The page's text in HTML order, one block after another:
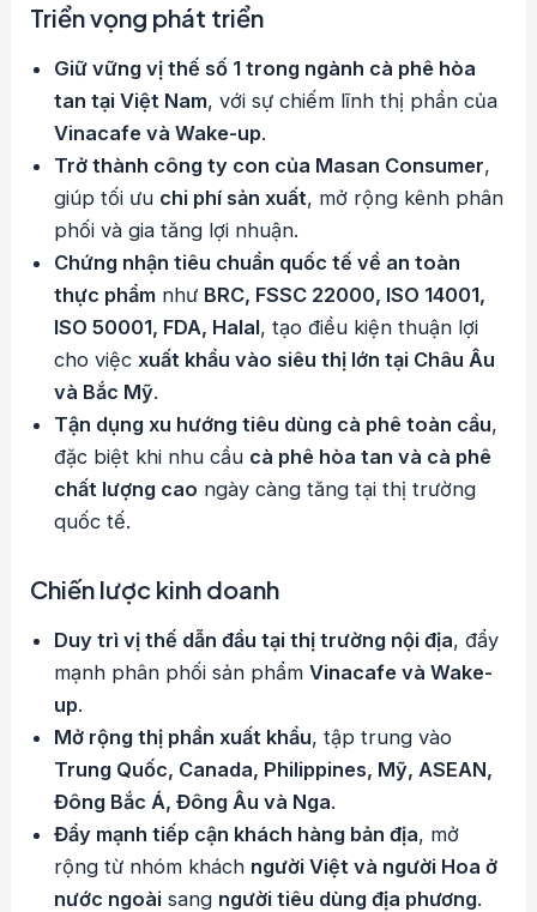
Triển vọng phát triển
Giữ vững vị thế số 1 trong ngành cà phê hòa
tan tại Việt Nam, với sự chiếm lĩnh thị phần của
Vinacafe và Wake-up.
Trở thành công ty con của Masan Consumer,
giúp tối ưu chi phí sản xuất, mở rộng kênh phân
phối và gia tăng lợi nhuận.
Chứng nhận tiêu chuẩn quốc tế về an toàn
thực phẩm như BRC, FSSC 22000, ISO 14001,
ISO 50001, FDA, Halal, tạo điều kiện thuận lợi
cho việc xuất khẩu vào siêu thị lớn tại Châu Âu
và Bắc Mỹ.
Tận dụng xu hướng tiêu dùng cà phê toàn cầu,
đặc biệt khi nhu cầu cà phê hòa tan và cà phê
chất lượng cao ngày càng tăng tại thị trường
quốc tế.
Chiến lược kinh doanh
Duy trì vị thế dẫn đầu tại thị trường nội địa, đẩy
mạnh phân phối sản phẩmVinacafe và Wake-
up.
Mở rộng thị phần xuất khẩu, tập trung vào
Trung Quốc, Canada, Philippines, Mỹ, ASEAN,
Đông Bắc Á, Đông Âu và Nga.
Đẩy mạnh tiếp cận khách hàng bản địa, mở
rộng từ nhóm khách người Việt và người Hoa ở
nước ngoài sang người tiêu dùng địa phương.